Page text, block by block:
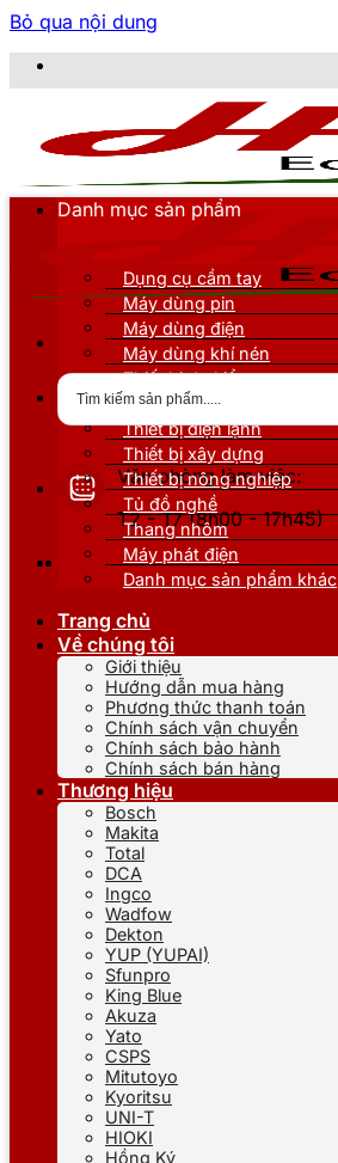
Bỏ qua nội dung
Văn phòng làm việc:
T2 - T7 (8h00 - 17h45)
Danh mục sản phẩm
Dụng cụ cầm tay
Máy dùng pin
Máy dùng điện
Máy dùng khí nén
Thiết bị đo kiểm
Thiết bị nâng đỡ
Thiết bị điện lạnh
Thiết bị xây dựng
Thiết bị nông nghiệp
Tủ đồ nghề
Thang nhôm
Máy phát điện
Danh mục sản phẩm khác
Trang chủ
Về chúng tôi
Giới thiệu
Hướng dẫn mua hàng
Phương thức thanh toán
Chính sách vận chuyển
Chính sách bảo hành
Chính sách bán hàng
Thương hiệu
Bosch
Makita
Total
DCA
Ingco
Wadfow
Dekton
YUP (YUPAI)
Sfunpro
King Blue
Akuza
Yato
CSPS
Mitutoyo
Kyoritsu
UNI-T
HIOKI
Hồng Ký